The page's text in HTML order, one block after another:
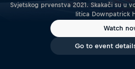
Svjetskog prvenstva 2021. Skakači su u
litica Downpatrick
Watch
Go to event